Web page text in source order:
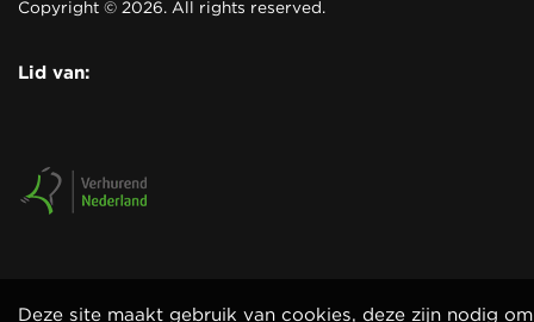
Deze site maakt gebruik van cookies, deze zijn nodig om
Copyright © 2026. All rights reserved.
Lid van: